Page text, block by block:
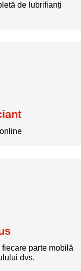
de lubrifianți
parte mobilă
dvs.